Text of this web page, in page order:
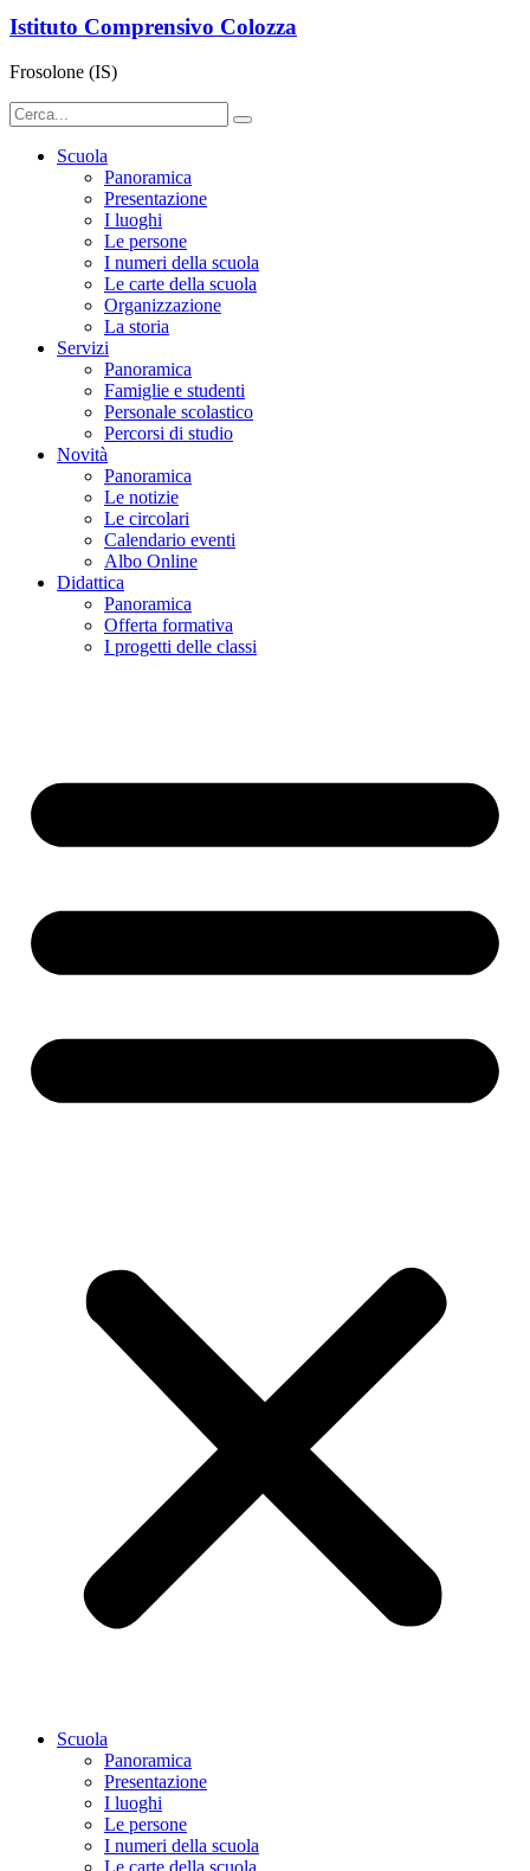
Istituto Comprensivo Colozza
Frosolone (IS)
Scuola
Panoramica
Presentazione
I luoghi
Le persone
I numeri della scuola
Le carte della scuola
Organizzazione
La storia
Servizi
Panoramica
Famiglie e studenti
Personale scolastico
Percorsi di studio
Novità
Panoramica
Le notizie
Le circolari
Calendario eventi
Albo Online
Didattica
Panoramica
Offerta formativa
I progetti delle classi
Scuola
Panoramica
Presentazione
I luoghi
Le persone
I numeri della scuola